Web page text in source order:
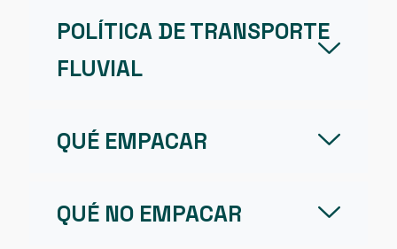
POLÍTICA DE TRANSPORTE
FLUVIAL
QUÉ EMPACAR
QUÉ NO EMPACAR